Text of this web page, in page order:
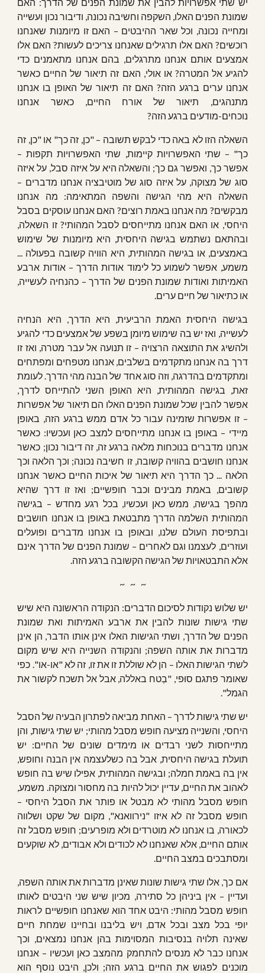
שמונת הפנים האלו, השקפה וחשיבה נכונה, ודיבור נכון ועשייה
ומחייה נכונה, וכל שאר ההיבטים – האם זו מיומנות שאנחנו
רוכשים? האם אלו תרגילים שאנחנו צריכים לעשות? האם אלו
אמצעים אותם אנחנו מתרגלים, בהם אנחנו מתאמנים כדי
להגיע אל המטרה? או אולי, האם זה תיאור של החיים כאשר
אנחנו ערים ברגע הזה? האם זה תיאור של האופן בו אנחנו
מתנהגים, תיאור של אורח החיים, כאשר אנחנו
נוכחים-מודעים ברגע הזה?
השאלה הזו לא באה כדי לבקש תשובה – "כן, זה כך" או "כן, זה
כך" – שתי האפשרויות קיימות, שתי האפשרויות תקפות –
אפשר כך, ואפשר גם כך; והשאלה היא על איזה סבל, על איזה
סוג של מצוקה, על איזה סוג של מוטיבציה אנחנו מדברים –
השאלה היא מהי הגישה והשפה המתאימה: מה אנחנו
מבקשים? מה אנחנו באמת רוצים? האם אנחנו עוסקים בסבל
היחסי, או האם אנחנו מתייחסים לסבל המהותי? זו השאלה,
ובהתאם נשתמש בגישה היחסית, היא מיומנות של שימוש
באמצעים, או בגישה המהותית, היא הוויה קשובה בפעולה ...
משמע, אפשר לשמוע כל לימוד אודות הדרך – אודות ארבע
האמיתות ואודות שמונת הפנים של הדרך – כהנחיה לעשייה,
או כתיאור של חיים ערים.
בגישה היחסית האמת הרביעית, היא הדרך, היא הנחיה
לעשייה, ואז יש בה שימוש מיומן בשפע של אמצעים כדי להגיע
ולהשיג את התוצאה הרצויה – זו תנועה אל עבר מטרה, ואז זו
דרך בה אנחנו מתקדמים בשלבים, אנחנו מטפחים ומפתחים
ומתקדמים בהדרגה, וזה סוג אחד של הבנה מהי הדרך. לעומת
זאת, בגישה המהותית, היא האופן השני להתייחס לדרך,
אפשר להבין שכל שמונת הפנים האלו הם תיאור של אפשרות
– זו אפשרות שזמינה עבור כל אדם ממש ברגע הזה, באופן
מיידי – באופן בו אנחנו מתייחסים למצב כאן ועכשיו: כאשר
אנחנו מדברים בנוכחות מלאה ברגע זה, זה דיבור נכון; כאשר
אנחנו חושבים בהוויה קשובה, זו חשיבה נכונה; וכך הלאה וכך
הלאה ... כך הדרך היא תיאור של איכות החיים כאשר אנחנו
קשובים, באמת מבינים וכבר חופשיים; ואז זו דרך שהיא
מהפך בגישה, ממש כאן ועכשיו, בכל רגע מחדש – בגישה
המהותית השלמה הדרך מתבטאת באופן בו אנחנו חושבים
ובתפיסת העולם שלנו, ובאופן בו אנחנו מדברים ופועלים
ועוזרים, לעצמנו וגם לאחרים – שמונת הפנים של הדרך אינם
אלא התבטאויות של הגישה הקשובה ברגע הזה.
~   ~   ~
יש שלוש נקודות לסיכום הדברים: הנקודה הראשונה היא שיש
שתי גישות שונות להבין את ארבע האמיתות ואת שמונת
הפנים של הדרך, ושתי הגישות האלו אינן אותו הדבר, הן אינן
מדברות את אותה השפה; והנקודה השנייה היא שיש מקום
לשתי הגישות האלו – הן לא שוללת זו את זו, זה לא "או-או". כפי
שאומר פתגם סוּפי, "בְטח באללה, אבל אל תשכח לקשור את
הגמל".
יש שתי גישות לדרך – האחת מביאה לפתרון הבעיה של הסבל
היחסי, והשנייה מציעה חופש מסבל מהותי; יש שתי גישות, והן
מתייחסות לשני רבדים או מימדים שונים של החיים: יש
תועלת בגישה היחסית, אבל בה כשלעצמה אין הבנה וחופש,
אין בה באמת חמלה; ובגישה המהותית, אפילו שיש בה חופש
לאהוב את החיים, עדיין יכול להיות בה מחסור ומצוקה. משמע,
חופש מסבל מהותי לא מבטל או פותר את הסבל היחסי –
חופש מסבל זה לא איזו "נירוואנא", מקום של שקט ושלווה
לכאורה, בו אנחנו לא מוטרדים ולא מופרעים; חופש מסבל זה
אותם החיים, אלא שאנחנו לא לכודים ולא אבודים, לא שוקעים
ומסתבכים במצב החיים.
אם כך, אלו שתי גישות שונות שאינן מדברות את אותה השפה,
ועדיין – אין ביניהן כל סתירה, מכיון שיש שני היבטים לאותו
חופש מסבל מהותי: היבט אחד הוא שאנחנו חופשיים לראות
יופי בכל מצב ובכל אדם, ויש בליבנו ובחיינו שמחת חיים
שאינה תלויה בנסיבות המסוימות בהן אנחנו נמצאים, וכך
אנחנו כבר לא מנסים להתחמק מהמצב כאן ועכשיו – אנחנו
מוכנים לפגוש את החיים ברגע הזה; ולכן, היבט נוסף הוא